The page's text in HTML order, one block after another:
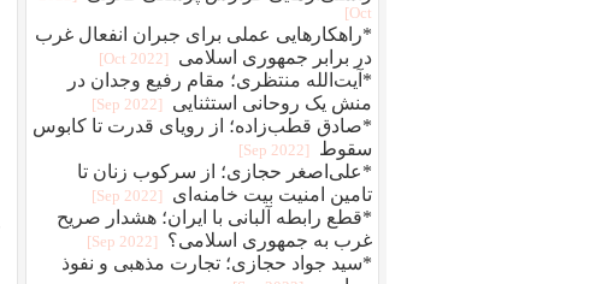
Oct]
*راهکارهایی عملی برای جبران انفعال غرب
در برابر جمهوری اسلامی
[2022 Oct]
*آیت‌الله منتظری؛ مقام رفیع وجدان در
منش یک روحانی استثنایی
[2022 Sep]
*صادق قطب‌زاده؛ از رویای قدرت تا کابوس
سقوط
[2022 Sep]
*علی‌اصغر حجازی؛ از سرکوب زنان تا
تامین امنیت بیت خامنه‌ای
[2022 Sep]
*قطع رابطه آلبانی با ایران؛ هشدار صریح
غرب به جمهوری اسلامی؟
[2022 Sep]
*سید جواد حجازی؛ تجارت مذهبی و نفوذ